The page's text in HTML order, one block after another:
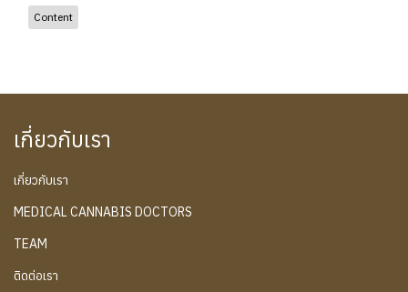
Content
เกี่ยวกับเรา
เกี่ยวกับเรา
MEDICAL CANNABIS DOCTORS
TEAM
ติดต่อเรา